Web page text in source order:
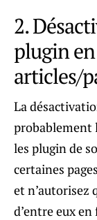
2.
plugin
articles/
La
probablement
les plugin de
certaines
et n’autorisez
d’entre eux